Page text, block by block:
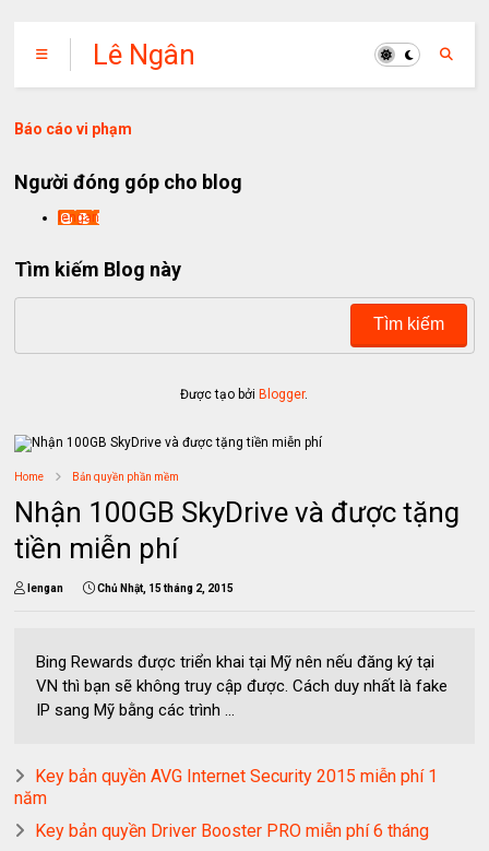
Lê Ngân
Báo cáo vi phạm
Người đóng góp cho blog
lengan
Tìm kiếm Blog này
Được tạo bởiBlogger.
Home Bản quyền phần mềm
Nhận 100GB SkyDrive và được tặng
tiền miễn phí
lengan Chủ Nhật, 15 tháng 2, 2015
Bing Rewards được triển khai tại Mỹ nên nếu đăng ký tại
VN thì bạn sẽ không truy cập được. Cách duy nhất là fake
IP sang Mỹ bằng các trình ...
Key bản quyền AVG Internet Security 2015 miễn phí 1
năm
Key bản quyền Driver Booster PRO miễn phí 6 tháng